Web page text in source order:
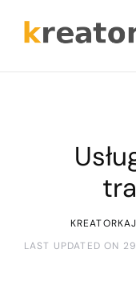
LAST UPDATED ON